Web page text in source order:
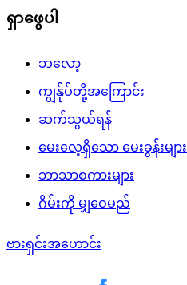
ရှာဖွေပါ
ဘလော့
ကျွန်ုပ်တို့အကြောင်း
ဆက်သွယ်ရန်
မေးလေ့ရှိသော မေးခွန်းများ
ဘာသာစကားများ
ဂိမ်းကို မျှဝေမည်
ဗားရှင်းအဟောင်း